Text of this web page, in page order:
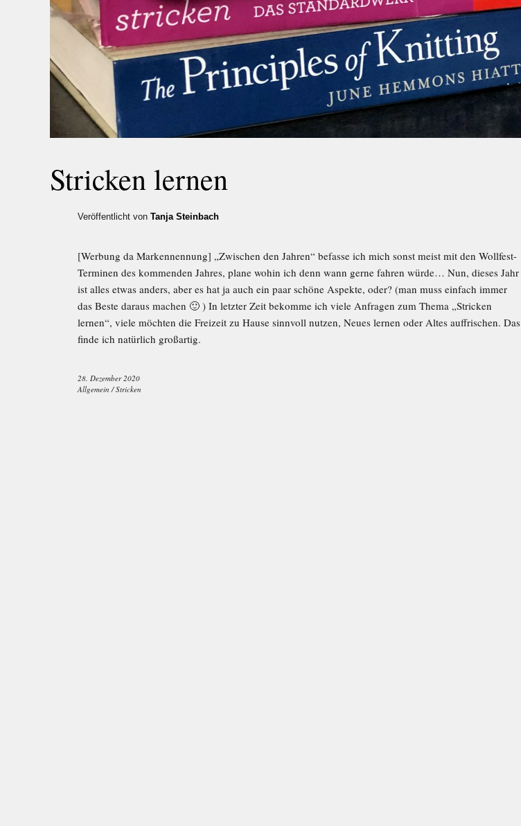
Stricken lernen
Veröffentlicht von Tanja Steinbach
[Werbung da Markennennung] „Zwischen den Jahren“ befasse ich mich sonst meist mit den Wollfest-
Terminen des kommenden Jahres, plane wohin ich denn wann gerne fahren würde… Nun, dieses Jahr
ist alles etwas anders, aber es hat ja auch ein paar schöne Aspekte, oder? (man muss einfach immer
das Beste daraus machen 🙂 ) In letzter Zeit bekomme ich viele Anfragen zum Thema „Stricken
lernen“, viele möchten die Freizeit zu Hause sinnvoll nutzen, Neues lernen oder Altes auffrischen. Das
finde ich natürlich großartig.
28. Dezember 2020
Allgemein /Stricken